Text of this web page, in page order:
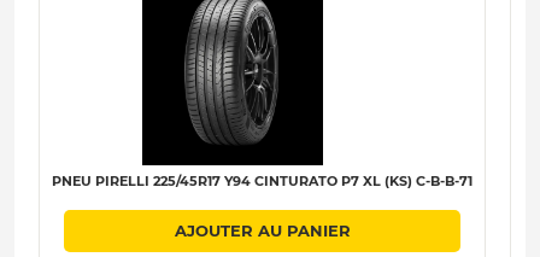
PNEU PIRELLI 225/45R17 Y94 CINTURATO P7 XL (KS) C-B-B-71
AJOUTER AU PANIER